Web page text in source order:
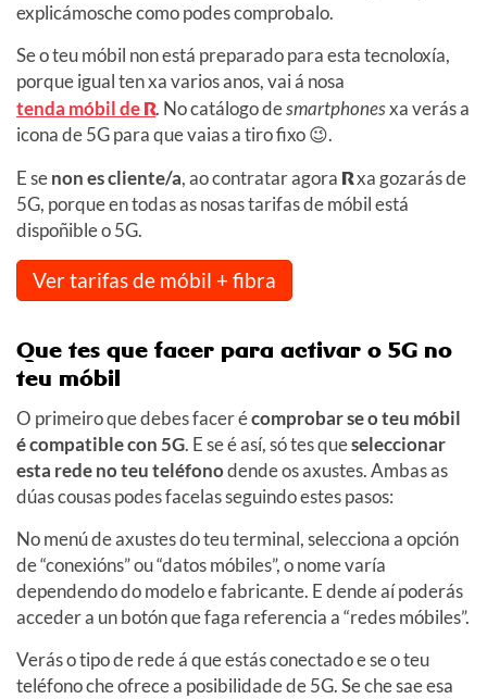
explicámosche como podes comprobalo.
Se o teu móbil non está preparado para esta tecnoloxía,
porque igual ten xa varios anos, vai á nosa
tenda móbil deR. No catálogo desmartphonesxa verás a
icona de 5G para que vaias a tiro fixo 😉.
E senon es cliente/a, ao contratar agora Rxa gozarás de
5G, porque en todas as nosas tarifas de móbil está
dispoñible o 5G.
Ver tarifas de móbil + fibra
Que tes que facer para activar o 5G no
teu móbil
O primeiro que debes facer écomprobar se o teu móbil
é compatible con 5G. E se é así, só tes queseleccionar
esta rede no teu teléfonodende os axustes. Ambas as
dúas cousas podes facelas seguindo estes pasos:
No menú de axustes do teu terminal, selecciona a opción
de “conexións” ou “datos móbiles”, o nome varía
dependendo do modelo e fabricante. E dende aí poderás
acceder a un botón que faga referencia a “redes móbiles”.
Verás o tipo de rede á que estás conectado e se o teu
teléfono che ofrece a posibilidade de 5G. Se che sae esa